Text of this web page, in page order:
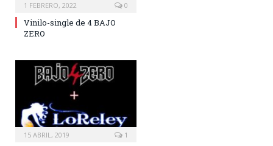
1 FEBRERO, 2022 0
Vinilo-single de 4 BAJO
ZERO
15 ABRIL, 2019 1